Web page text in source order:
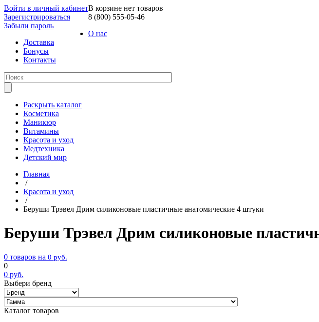
Войти в личный кабинет
Зарегистрироваться
Забыли пароль
В корзине нет товаров
8 (800) 555-05-46
О нас
Доставка
Бонусы
Контакты
Раскрыть каталог
Косметика
Маникюр
Витамины
Красота и уход
Медтехника
Детский мир
Главная
/
Красота и уход
/
Беруши Трэвел Дрим силиконовые пластичные анатомические 4 штуки
Беруши Трэвел Дрим силиконовые
0 товаров на 0 руб.
0
0 руб.
Выбери бренд
Каталог товаров